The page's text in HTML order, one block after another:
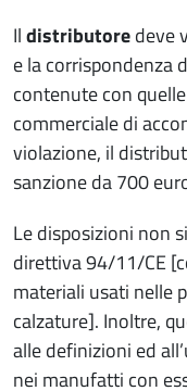
Ildistributoredeve
e la corrispondenza
contenute con
commerciale di
violazione, il
sanzione da 700
Le disposizioni non
direttiva 94/11/CE
materiali usati nelle
calzature]. Inoltre,
alle definizioni ed
nei manufatti con